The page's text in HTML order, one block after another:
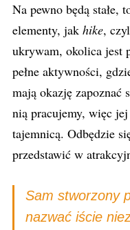
Na pewno będą stałe,
elementy, jak hike,
ukrywam, okolica jest
pełne aktywności,
mają okazję zapoznać
nią pracujemy, więc
tajemnicą. Odbędzie
przedstawić w
Sam stworzony
nazwać iście